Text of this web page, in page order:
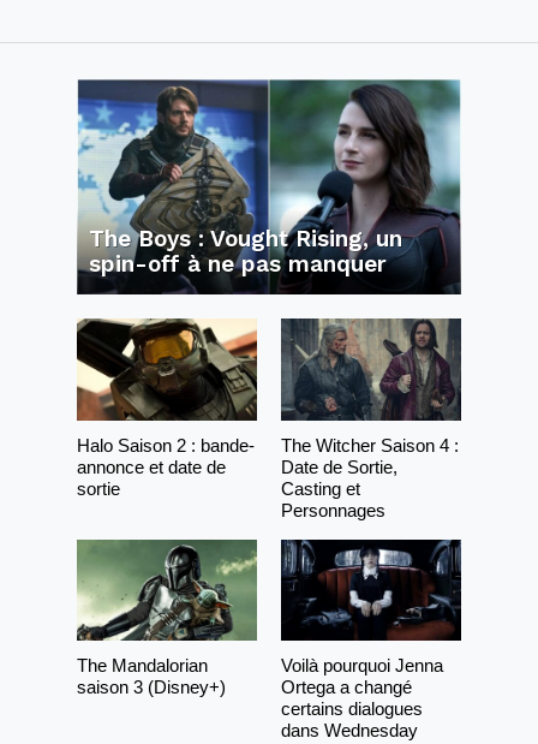
The Boys : Vought Rising, un
spin-off à ne pas manquer
Halo Saison 2 : bande-
annonce et date de
sortie
The Witcher Saison 4 :
Date de Sortie,
Casting et
Personnages
The Mandalorian
saison 3 (Disney+)
Voilà pourquoi Jenna
Ortega a changé
certains dialogues
dans Wednesday